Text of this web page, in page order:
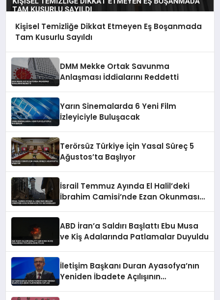
Kişisel Temizliğe Dikkat Etmeyen Eş Boşanmada
Tam Kusurlu Sayıldı
DMM Mekke Ortak Savunma
Anlaşması İddialarını Reddetti
Yarın Sinemalarda 6 Yeni Film
İzleyiciyle Buluşacak
Terörsüz Türkiye İçin Yasal Süreç 5
Ağustos’ta Başlıyor
İsrail Temmuz Ayında El Halil’deki
İbrahim Camisi’nde Ezan Okunmasını
ABD İran’a Saldırı Başlattı Ebu Musa
ve Kiş Adalarında Patlamalar Duyuldu
İletişim Başkanı Duran Ayasofya’nın
Yeniden İbadete Açılışının